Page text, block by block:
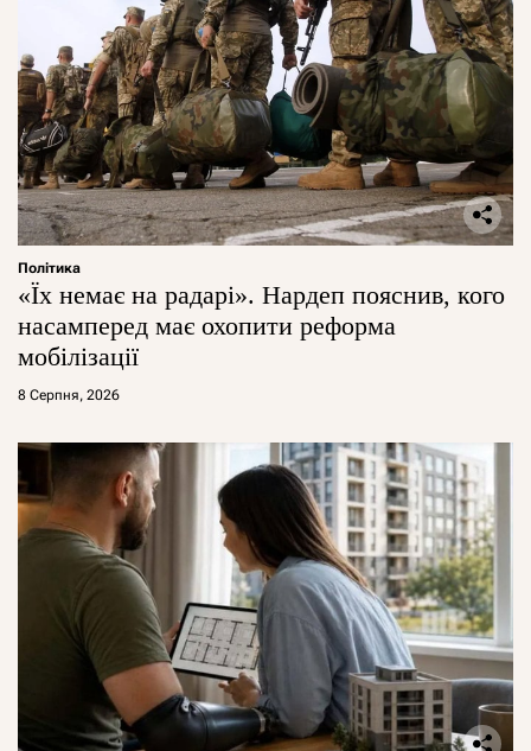
Політика
«Їх немає на радарі». Нардеп пояснив, кого
насамперед має охопити реформа
мобілізації
8 Серпня, 2026